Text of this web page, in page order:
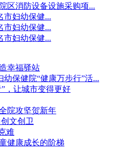
区消防设备设施采购项...
市妇幼保健...
市妇幼保健...
市妇幼保健...
幸福驿站
幼保健院“健康万步行”活...
，让城市变得更好
院攻坚贺新年
文创卫
难
健康成长的阶梯